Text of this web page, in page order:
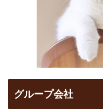
グループ会社